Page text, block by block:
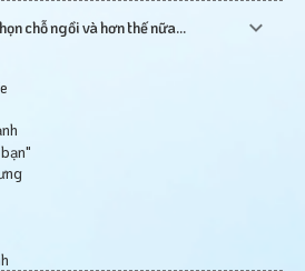
chỗ ngồi và hơn thế nữa...